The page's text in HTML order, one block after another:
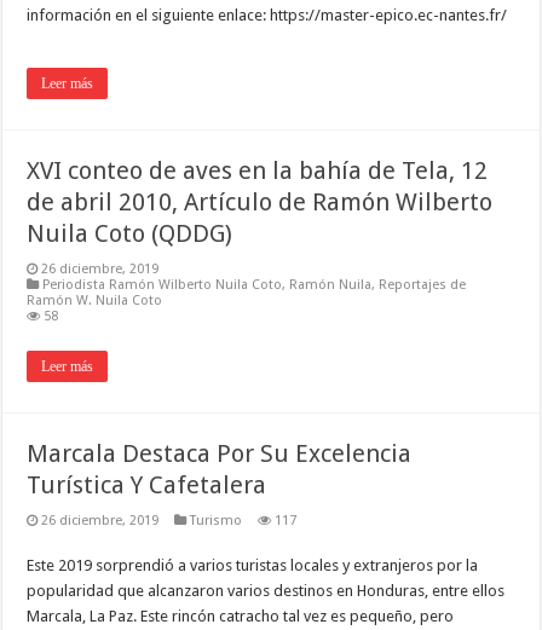
información en el siguiente enlace: https://master-epico.ec-nantes.fr/
Leer más
XVI conteo de aves en la bahía de Tela, 12
de abril 2010, Artículo de Ramón Wilberto
Nuila Coto (QDDG)
26 diciembre, 2019
Periodista Ramón Wilberto Nuila Coto, Ramón Nuila, Reportajes de
Ramón W. Nuila Coto
58
Leer más
Marcala Destaca Por Su Excelencia
Turística Y Cafetalera
26 diciembre, 2019 Turismo 117
Este 2019 sorprendió a varios turistas locales y extranjeros por la
popularidad que alcanzaron varios destinos en Honduras, entre ellos
Marcala, La Paz. Este rincón catracho tal vez es pequeño, pero